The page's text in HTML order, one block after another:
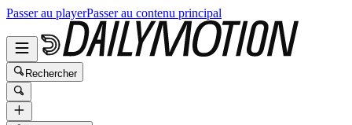
Passer au playerPasser au contenu principal
Rechercher